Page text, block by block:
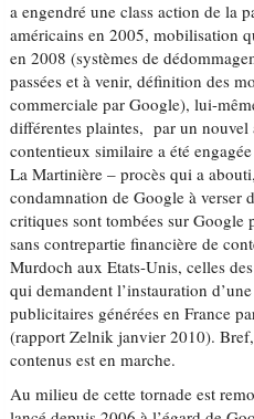
a engendré une class action de la
américains en 2005, mobilisation
en 2008 (systèmes de
passées et à venir, définition des
commerciale par Google), lui-
différentes plaintes, par un
contentieux similaire a été
La Martinière – procès qui a
condamnation de Google à verser
critiques sont tombées sur
sans contrepartie financière de
Murdoch aux Etats-Unis, celles
qui demandent l’instauration
publicitaires générées en France
(rapport Zelnik janvier 2010).
contenus est en marche.
Au milieu de cette tornade est